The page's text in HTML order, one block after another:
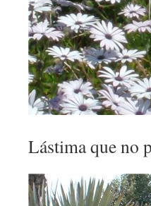
Lástima que no